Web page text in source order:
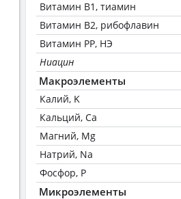
Витамин В1, тиамин
Витамин В2, рибофлавин
Витамин РР, НЭ
Ниацин
Макроэлементы
Калий, K
Кальций, Ca
Магний, Mg
Натрий, Na
Фосфор, P
Микроэлементы